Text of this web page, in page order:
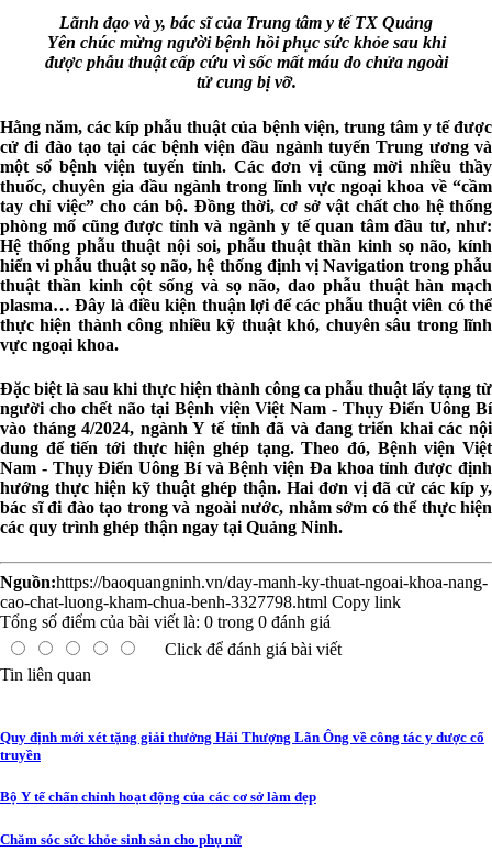
Lãnh đạo và y, bác sĩ của Trung tâm y tế TX Quảng
Yên chúc mừng người bệnh hồi phục sức khỏe sau khi
được phẫu thuật cấp cứu vì sốc mất máu do chửa ngoài
tử cung bị vỡ.
Hằng năm, các kíp phẫu thuật của bệnh viện, trung tâm y tế được
cử đi đào tạo tại các bệnh viện đầu ngành tuyến Trung ương và
một số bệnh viện tuyến tỉnh. Các đơn vị cũng mời nhiều thầy
thuốc, chuyên gia đầu ngành trong lĩnh vực ngoại khoa về “cầm
tay chỉ việc” cho cán bộ. Đồng thời, cơ sở vật chất cho hệ thống
phòng mổ cũng được tỉnh và ngành y tế quan tâm đầu tư, như:
Hệ thống phẫu thuật nội soi, phẫu thuật thần kinh sọ não, kính
hiển vi phẫu thuật sọ não, hệ thống định vị Navigation trong phẫu
thuật thần kinh cột sống và sọ não, dao phẫu thuật hàn mạch
plasma… Đây là điều kiện thuận lợi để các phẫu thuật viên có thể
thực hiện thành công nhiều kỹ thuật khó, chuyên sâu trong lĩnh
vực ngoại khoa.
Đặc biệt là sau khi thực hiện thành công ca phẫu thuật lấy tạng từ
người cho chết não tại Bệnh viện Việt Nam - Thụy Điển Uông Bí
vào tháng 4/2024, ngành Y tế tỉnh đã và đang triển khai các nội
dung để tiến tới thực hiện ghép tạng. Theo đó, Bệnh viện Việt
Nam - Thụy Điển Uông Bí và Bệnh viện Đa khoa tỉnh được định
hướng thực hiện kỹ thuật ghép thận. Hai đơn vị đã cử các kíp y,
bác sĩ đi đào tạo trong và ngoài nước, nhằm sớm có thể thực hiện
các quy trình ghép thận ngay tại Quảng Ninh.
Nguồn:https://baoquangninh.vn/day-manh-ky-thuat-ngoai-khoa-nang-
cao-chat-luong-kham-chua-benh-3327798.html Copy link
Tổng số điểm của bài viết là: 0 trong 0 đánh giá
Click để đánh giá bài viết
Tin liên quan
Quy định mới xét tặng giải thưởng Hải Thượng Lãn Ông về công tác y dược cổ
truyền
Bộ Y tế chấn chỉnh hoạt động của các cơ sở làm đẹp
Chăm sóc sức khỏe sinh sản cho phụ nữ